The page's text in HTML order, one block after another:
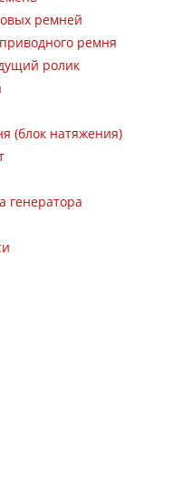
ремней
ремня
ролик
(блок натяжения)
генератора